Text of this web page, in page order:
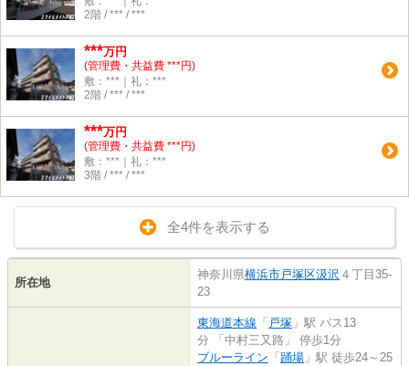
2階 / *** / ***
***万円
(管理費・共益費 ***円)
敷：***｜礼：***
2階 / *** / ***
***万円
(管理費・共益費 ***円)
敷：***｜礼：***
3階 / *** / ***
全4件を表示する
所在地
神奈川県横浜市戸塚区汲沢 ４丁目35-
23
東海道本線 「 戸塚 」駅 バス13
分 「中村三又路」 停歩1分
ブルーライン 「 踊場 」駅 徒歩24～25